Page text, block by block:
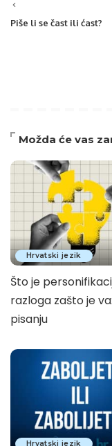
Piše li se čast ili ćast?
Možda će vas
Hrvatski jezik
Što je
razloga zašto je
pisanju
Hrvatski jezik